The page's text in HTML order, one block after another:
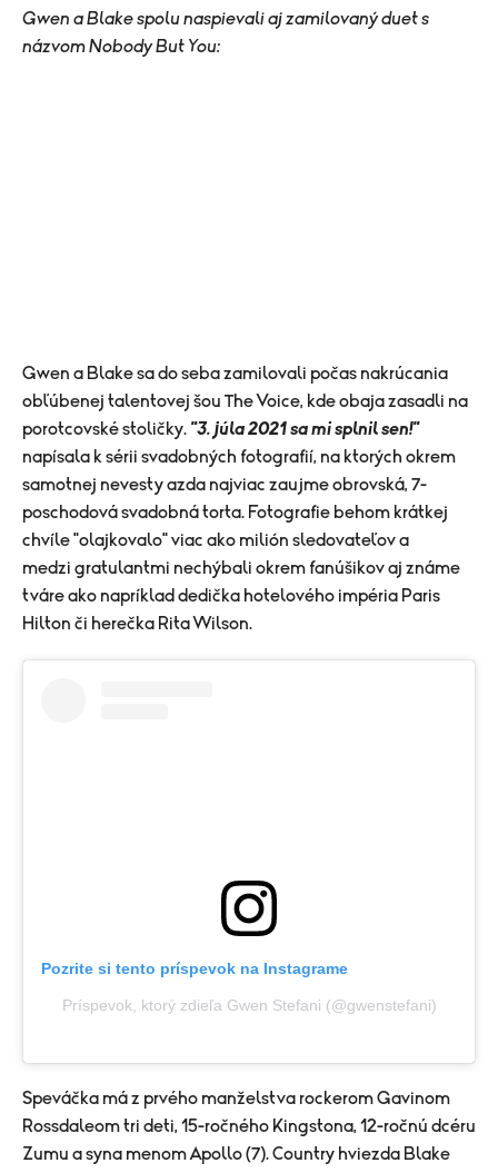
Gwen a Blake spolu naspievali aj zamilovaný duet s
názvom Nobody But You:
Gwen a Blake sa do seba zamilovali počas nakrúcania
obľúbenej talentovej šou The Voice, kde obaja zasadli na
porotcovské stoličky. "3. júla 2021 sa mi splnil sen!"
napísala k sérii svadobných fotografií, na ktorých okrem
samotnej nevesty azda najviac zaujme obrovská, 7-
poschodová svadobná torta. Fotografie behom krátkej
chvíle "olajkovalo" viac ako milión sledovateľov a
medzi gratulantmi nechýbali okrem fanúšikov aj známe
tváre ako napríklad dedička hotelového impéria Paris
Hilton či herečka Rita Wilson.
Pozrite si tento príspevok na Instagrame
Príspevok, ktorý zdieľa Gwen Stefani (@gwenstefani)
Speváčka má z prvého manželstva rockerom Gavinom
Rossdaleom tri deti, 15-ročného Kingstona, 12-ročnú dcéru
Zumu a syna menom Apollo (7). Country hviezda Blake